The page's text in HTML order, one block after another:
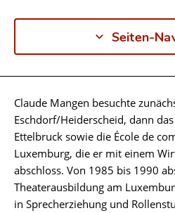
Seiten-
Biographie
Claude Mangen besuchte
Eschdorf/Heiderscheid, dann
Ettelbruck sowie die École de
Luxemburg, die er mit einem
abschloss. Von 1985 bis 1990
Theaterausbildung am
in Sprecherziehung und